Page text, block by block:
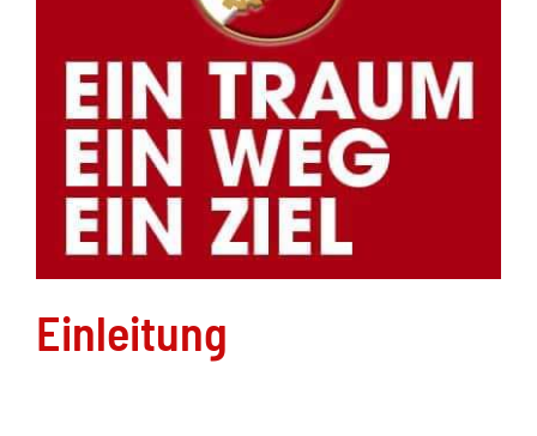
Einleitung